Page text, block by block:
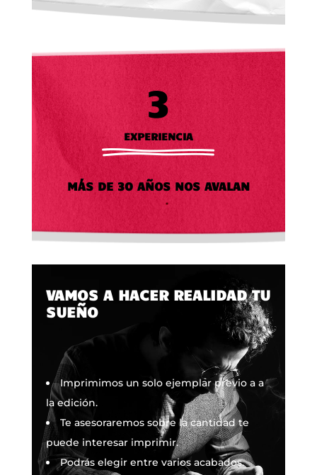
3
EXPERIENCIA
MÁS DE 30 AÑOS NOS AVALAN
VAMOS A HACER REALIDAD TU
SUEÑO
Imprimimos un solo ejemplar previo a a
la edición.
Te asesoraremos sobre la cantidad te
puede interesar imprimir.
Podrás elegir entre varios acabados.